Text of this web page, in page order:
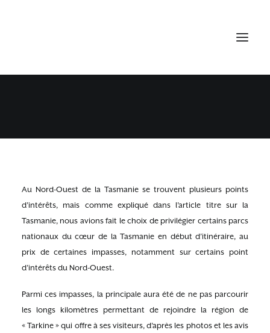
Au Nord-Ouest de la Tasmanie se trouvent plusieurs points
d’intérêts, mais comme expliqué dans l’article titre sur la
Tasmanie, nous avions fait le choix de privilégier certains parcs
nationaux du cœur de la Tasmanie en début d’itinéraire, au
prix de certaines impasses, notamment sur certains point
d’intérêts du Nord-Ouest.
Parmi ces impasses, la principale aura été de ne pas parcourir
les longs kilomètres permettant de rejoindre la région de
« Tarkine » qui offre à ses visiteurs, d’après les photos et les avis